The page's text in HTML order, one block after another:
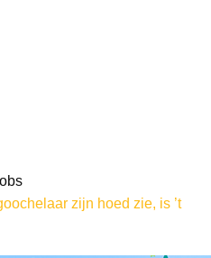
zijn hoed zie, is ’t